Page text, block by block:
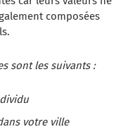
composées
sont les suivants :
votre ville